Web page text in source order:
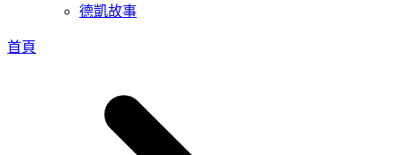
德凱故事
首頁